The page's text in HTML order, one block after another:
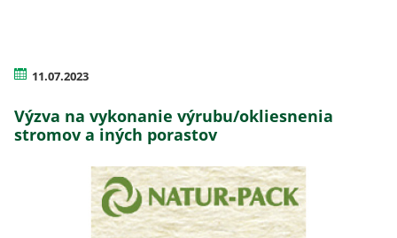
11.07.2023
Výzva na vykonanie výrubu/okliesnenia
stromov a iných porastov